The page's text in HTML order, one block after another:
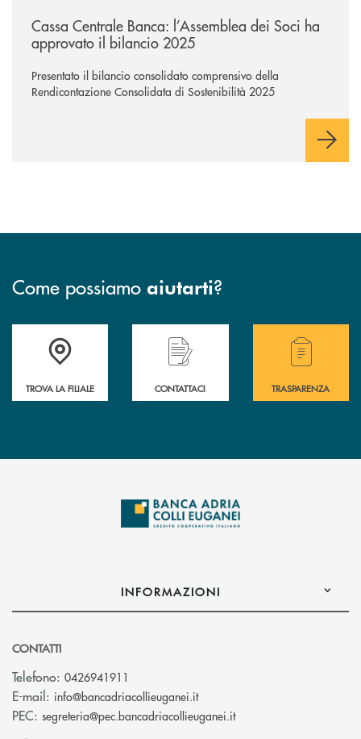
Cassa Centrale Banca: l’Assemblea dei Soci ha
approvato il bilancio 2025
Presentato il bilancio consolidato comprensivo della
Rendicontazione Consolidata di Sostenibilità 2025
Come possiamo aiutarti?
Accedi all' elenco completo delle filiali .
TROVA LA FILIALE
Hai bisogno di assistenza immediata?
CONTATTACI
Hai bisogno di
TRASPARENZA
INFORMAZIONI
CONTATTI
Telefono: 0426941911
E-mail: info@bancadriacollieuganei.it(si apre l’app di posta
PEC: segreteria@pec.bancadriacollieuganei.it(si apre l’app di